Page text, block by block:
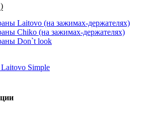
Laitovo (на зажимах-держателях)
Chiko (на зажимах-держателях)
Don`t look
Simple